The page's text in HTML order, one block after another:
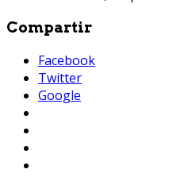
Compartir
Facebook
Twitter
Google